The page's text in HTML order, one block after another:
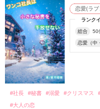
ランク
総合 50
恋愛（中
恋愛(ラブ
#社長 #秘書 #溺愛 #クリスマス
#大人の恋